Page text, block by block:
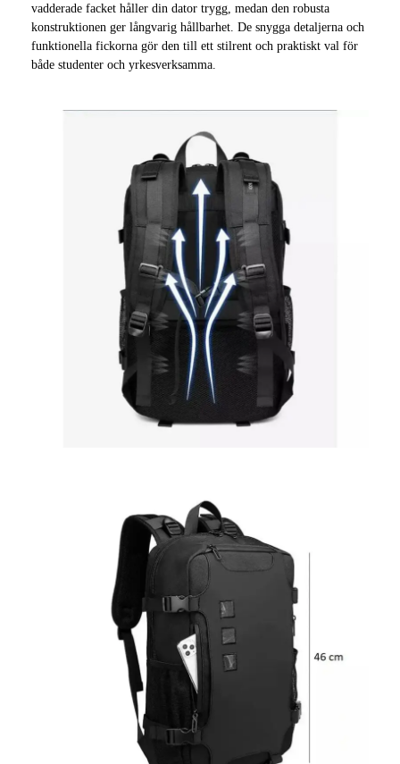
vadderade facket håller din dator trygg, medan den robusta
konstruktionen ger långvarig hållbarhet. De snygga detaljerna och
funktionella fickorna gör den till ett stilrent och praktiskt val för
både studenter och yrkesverksamma.